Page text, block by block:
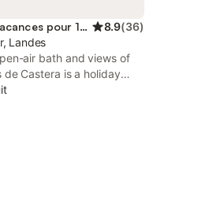
Location de vacances pour 10 personnes 8.9(36)
Landes
air bath and views of
de Castera is a holiday
a historic building in Aire-